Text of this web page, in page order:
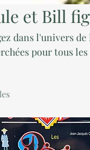
et Bill
dans l'univers
tous les fans. Boule et Bill est une série de bande
un cocker appelé